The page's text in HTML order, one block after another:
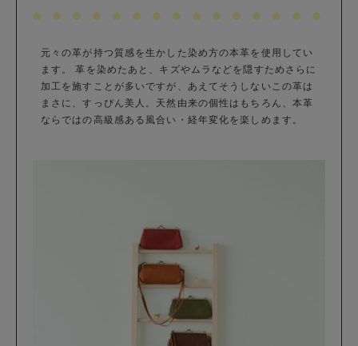
元々の革が持つ質感を生かした染め方の本革を使用してい
ます。 革を染めたあと、キズやムラなどを隠すためさらに
加工を施すことが多いですが、あえてそうしないこの革は
まさに、すっぴん美人。天然由来の個性はもちろん、本革
ならではの高級感ある風合い・経年変化を楽しめます。